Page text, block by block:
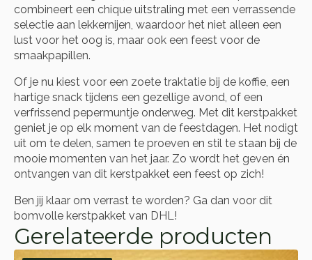
combineert een chique uitstraling met een verrassende
selectie aan lekkernijen, waardoor het niet alleen een
lust voor het oog is, maar ook een feest voor de
smaakpapillen.
Of je nu kiest voor een zoete traktatie bij de koffie, een
hartige snack tijdens een gezellige avond, of een
verfrissend pepermuntje onderweg. Met dit kerstpakket
geniet je op elk moment van de feestdagen. Het nodigt
uit om te delen, samen te proeven en stil te staan bij de
mooie momenten van het jaar. Zo wordt het geven én
ontvangen van dit kerstpakket een feest op zich!
Ben jij klaar om verrast te worden? Ga dan voor dit
bomvolle kerstpakket van DHL!
Gerelateerde producten